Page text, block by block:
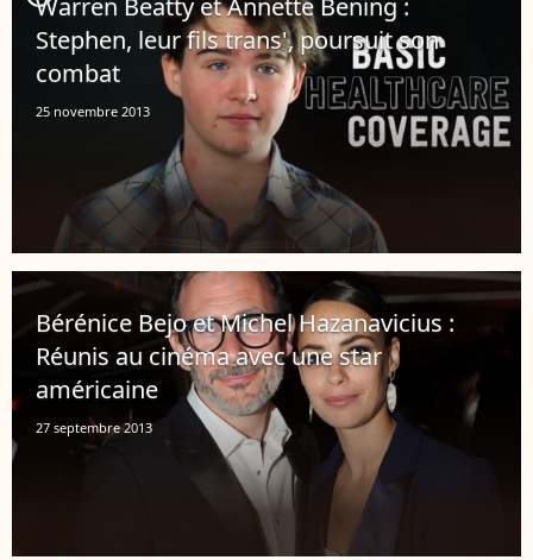
Warren Beatty et Annette Bening :
Stephen, leur fils trans', poursuit son
combat
25 novembre 2013
Bérénice Bejo et Michel Hazanavicius :
Réunis au cinéma avec une star
américaine
27 septembre 2013